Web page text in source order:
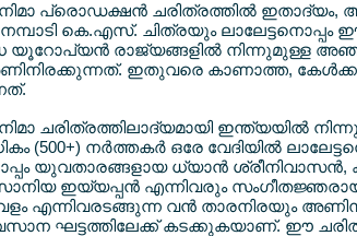
പ്രൊഡക്ഷന്‍ ചരിത്രത്തില്‍ ഇതാദ്യം,
കെ.എസ്. ചിത്രയും ലാലേട്ടനൊപ്പം
യൂറോപ്യന്‍ രാജ്യങ്ങളില്‍ നിന്നുമുള്ള
ഇതുവരെ കാണാത്ത,
ചരിത്രത്തിലാദ്യമായി ഇന്ത്യയില്‍
(500+) നര്‍ത്തകര്‍ ഒരേ വേദിയില്‍
യുവതാരങ്ങളായ ധ്യാന്‍
ഇയ്യപ്പന്‍ എന്നിവരും
എന്നിവരടങ്ങുന്ന വന്‍ താരനിരയും
ഘട്ടത്തിലേക്ക് കടക്കുകയാണ്. ഈ